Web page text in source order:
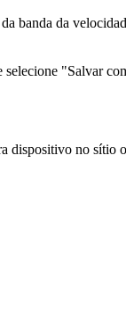
banda da
selecione "Salvar
dispositivo no